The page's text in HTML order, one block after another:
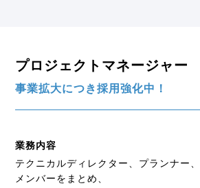
プロジェクトマネージャー
事業拡大につき採用強化中！
業務内容
テクニカルディレクター、プランナー
メンバーをまとめ、